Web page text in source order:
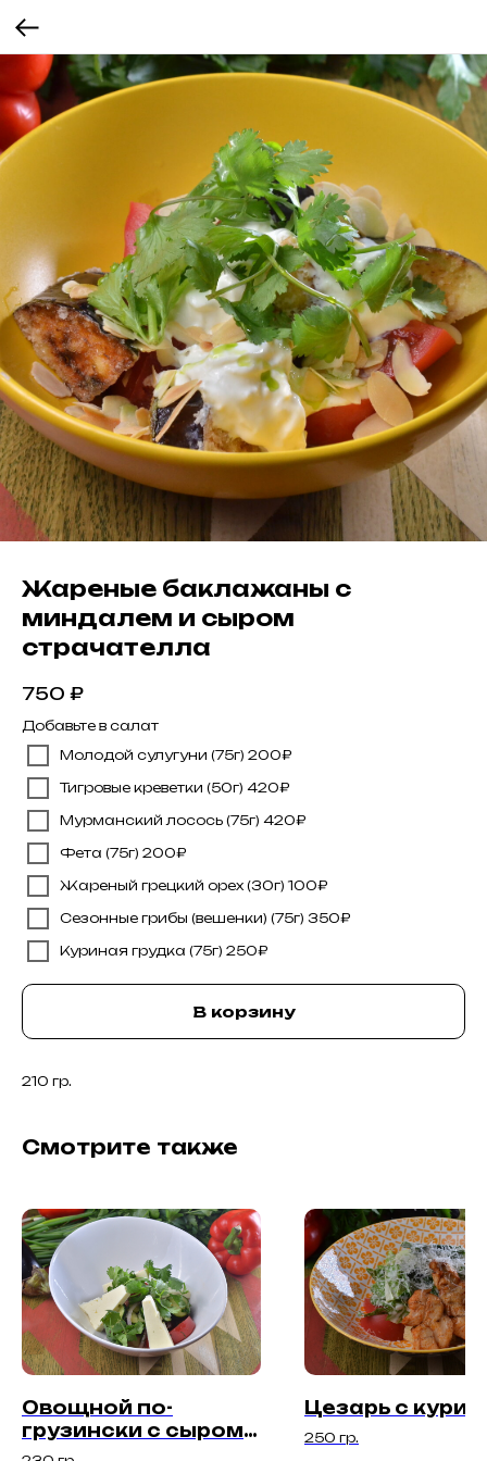
Жареные баклажаны с
миндалем и сыром
страчателла
750 ₽
Добавьте в салат
Молодой сулугуни (75г) 200₽
Тигровые креветки (50г) 420₽
Мурманский лосось (75г) 420₽
Фета (75г) 200₽
Жареный грецкий орех (30г) 100₽
Сезонные грибы (вешенки) (75г) 350₽
Куриная грудка (75г) 250₽
В корзину
210 гр.
Смотрите также
Овощной по-
грузински с сыром
сулугуни
Цезарь с
250 гр.